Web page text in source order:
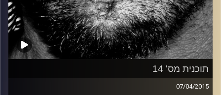
תוכנית מס' 14
07/04/2015